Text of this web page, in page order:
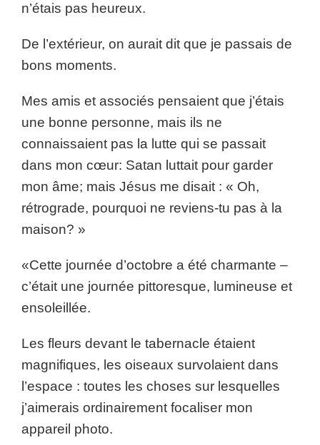
n’étais pas heureux.
De l’extérieur, on aurait dit que je passais de
bons moments.
Mes amis et associés pensaient que j’étais
une bonne personne, mais ils ne
connaissaient pas la lutte qui se passait
dans mon cœur: Satan luttait pour garder
mon âme; mais Jésus me disait : « Oh,
rétrograde, pourquoi ne reviens-tu pas à la
maison? »
«Cette journée d’octobre a été charmante –
c’était une journée pittoresque, lumineuse et
ensoleillée.
Les fleurs devant le tabernacle étaient
magnifiques, les oiseaux survolaient dans
l’espace : toutes les choses sur lesquelles
j’aimerais ordinairement focaliser mon
appareil photo.